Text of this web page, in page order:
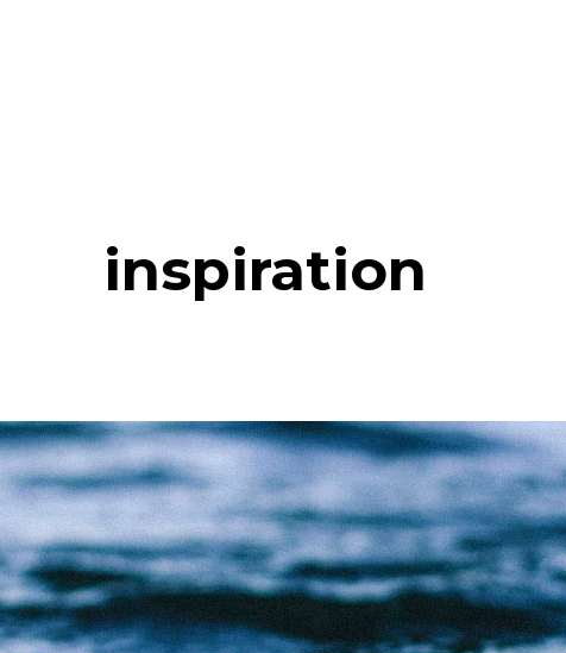
inspiration